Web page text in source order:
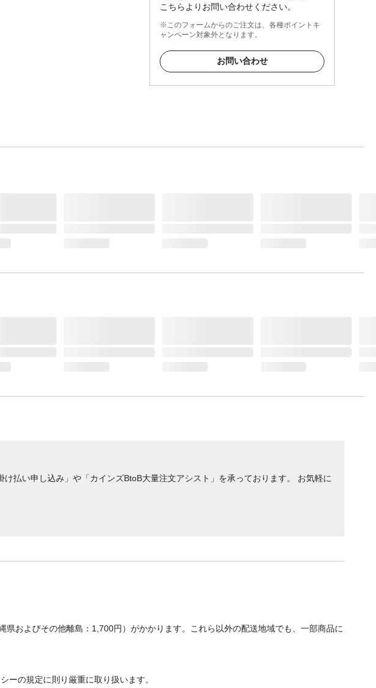
こちらよりお問い合わせください。
※このフォームからのご注文は、各種ポイントキ
ャンペーン対象外となります。
お問い合わせ
払い申し込み」や「カインズBtoB大量注文アシスト」を承っております。 お気軽に
およびその他離島：1,700円）がかかります。これら以外の配送地域でも、一部商品に
ーの規定に則り厳重に取り扱います。